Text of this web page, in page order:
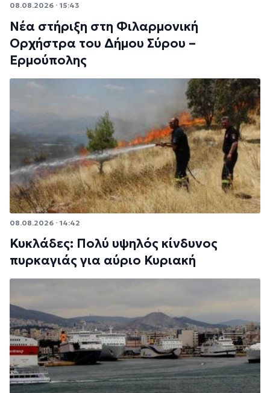
08.08.2026 · 15:43
Νέα στήριξη στη Φιλαρμονική
Ορχήστρα του Δήμου Σύρου –
Ερμούπολης
08.08.2026 · 14:42
Κυκλάδες: Πολύ υψηλός κίνδυνος
πυρκαγιάς για αύριο Κυριακή